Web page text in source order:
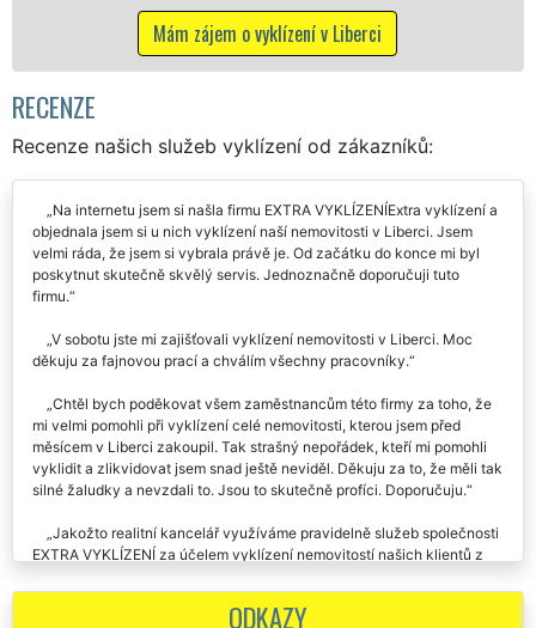
zájem o vyklízení v Liberci
RECENZE
Recenze našich služeb vyklízení od zákazníků:
Na internetu jsem si našla firmu EXTRA VYKLÍZENÍExtra vyklízení a
objednala jsem si u nich vyklízení naší nemovitosti v Liberci. Jsem
velmi ráda, že jsem si vybrala právě je. Od začátku do konce mi byl
poskytnut skutečně skvělý servis. Jednoznačně doporučuji tuto
firmu.
V sobotu jste mi zajišťovali vyklízení nemovitosti v Liberci. Moc
děkuju za fajnovou prací a chválím všechny pracovníky.
Chtěl bych poděkovat všem zaměstnancům této firmy za toho, že
mi velmi pomohli při vyklízení celé nemovitosti, kterou jsem před
měsícem v Liberci zakoupil. Tak strašný nepořádek, kteří mi pomohli
vyklidit a zlikvidovat jsem snad ještě neviděl. Děkuju za to, že měli tak
silné žaludky a nevzdali to. Jsou to skutečně profíci. Doporučuju.
Jakožto realitní kancelář využíváme pravidelně služeb společnosti
EXTRA VYKLÍZENÍ za účelem vyklízení nemovitostí našich klientů z
pokaždé na výbornou. Rozhodně doporučujeme na vyklízení nebo
stěhování využívat služeb této společnosti.
ODKAZY